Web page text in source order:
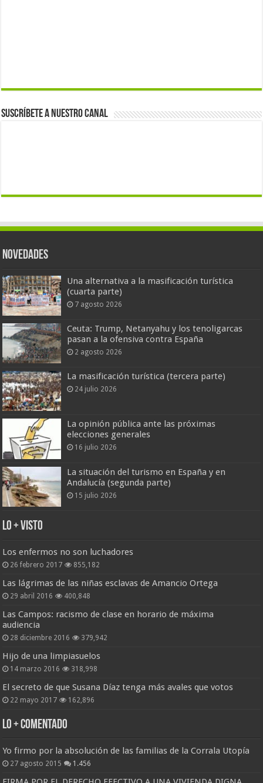
Suscríbete a nuestro canal
Novedades
Una alternativa a la masificación turística
(cuarta parte)
7 agosto 2026
Ceuta: Trump, Netanyahu y los tenoligarcas
pasan a la ofensiva contra España
2 agosto 2026
La masificación turística (tercera parte)
24 julio 2026
La opinión pública ante las próximas
elecciones generales
16 julio 2026
La situación del turismo en España y en
Andalucía (segunda parte)
15 julio 2026
Lo + Visto
Los enfermos no son luchadores
26 febrero 2017 855,182
Las lágrimas de las niñas esclavas de Amancio Ortega
29 abril 2016 400,848
Las Campos: racismo de clase en horario de máxima
audiencia
28 diciembre 2016 379,942
Hijo de una limpiasuelos
14 marzo 2016 318,998
El secreto de que Susana Díaz tenga más avales que votos
22 mayo 2017 162,896
Lo + Comentado
Yo firmo por la absolución de las familias de la Corrala Utopía
27 agosto 2015 1.456